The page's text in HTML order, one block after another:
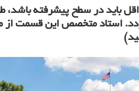
برگزار میگردد. استاد متخصص این